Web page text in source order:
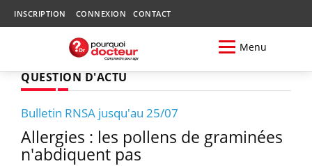
INSCRIPTION CONNEXION CONTACT
Menu
QUESTION D'ACTU
Bulletin RNSA jusqu'au 25/07
Allergies : les pollens de graminées
n'abdiquent pas